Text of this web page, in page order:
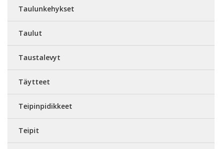
Taulunkehykset
Taulut
Taustalevyt
Täytteet
Teipinpidikkeet
Teipit